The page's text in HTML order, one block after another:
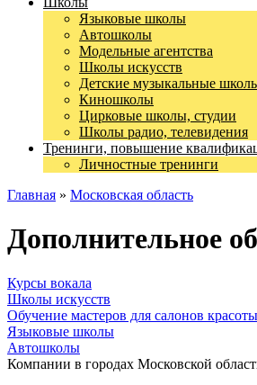
Языковые школы
Автошколы
Модельные агентства
Школы искусств
Детские музыкальные
Киношколы
Цирковые школы, студии
Школы радио, телевидения
Тренинги, повышение
Личностные тренинги
Главная » Московская область
Дополнительное
Курсы вокала
Школы искусств
Обучение мастеров для салонов красоты
Языковые школы
Автошколы
Компании в городах Московской